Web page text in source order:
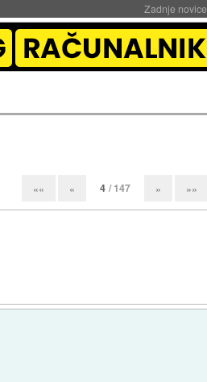
Zadnje novice
«« « 4 / 147 » »»